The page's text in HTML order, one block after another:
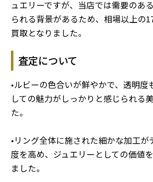
ュエリーですが、当店では需要のあ
られる背景があるため、相場以上の
買取となりました。
査定について
•ルビーの色合いが鮮やかで、透明度
しての魅力がしっかりと感じられる
た。
•リング全体に施された細かな加工が
度を高め、ジュエリーとしての価値
ました。